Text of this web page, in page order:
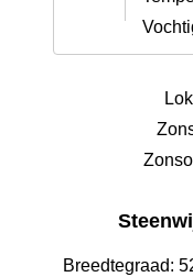
Breedtegraad: